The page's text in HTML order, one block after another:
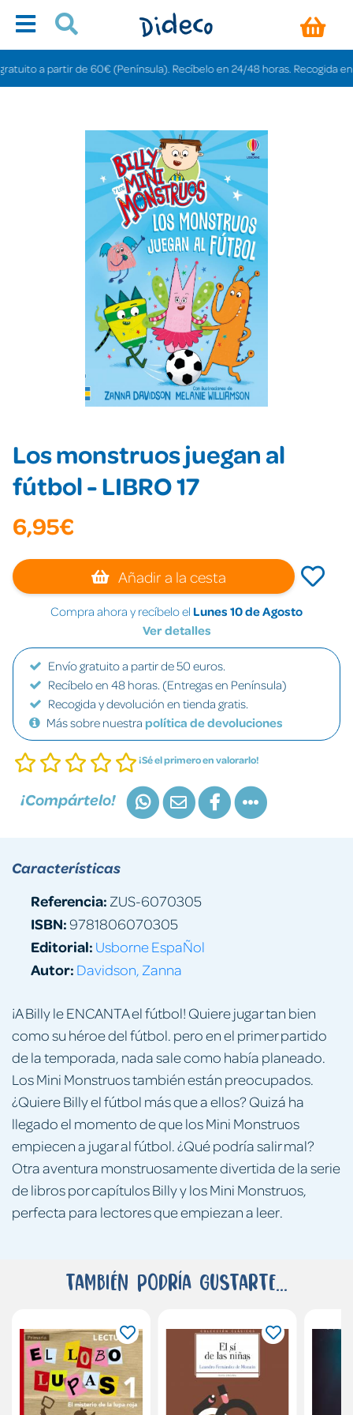
a partir de 60€ (Península). Recíbelo en 24/48 horas. Recogida en
Los monstruos juegan al
fútbol - LIBRO 17
6,95€
Añadir a la cesta
Compra ahora y recíbelo el Lunes 10 de Agosto
Ver detalles
Envío gratuito a partir de 50 euros.
Recíbelo en 48 horas. (Entregas en Península)
Recogida y devolución en tienda gratis.
Más sobre nuestra política de devoluciones
¡Sé el primero en valorarlo!
¡Compártelo!
¡A Billy le ENCANTA el fútbol! Quiere jugar tan bien
como su héroe del fútbol. pero en el primer partido
de la temporada, nada sale como había planeado.
Los Mini Monstruos también están preocupados.
¿Quiere Billy el fútbol más que a ellos? Quizá ha
llegado el momento de que los Mini Monstruos
empiecen a jugar al fútbol. ¿Qué podría salir mal?
Otra aventura monstruosamente divertida de la serie
de libros por capítulos Billy y los Mini Monstruos,
perfecta para lectores que empiezan a leer.
Características
Referencia: ZUS-6070305
ISBN:9781806070305
Editorial: Usborne EspaÑol
Autor: Davidson, Zanna
También podría gustarte...